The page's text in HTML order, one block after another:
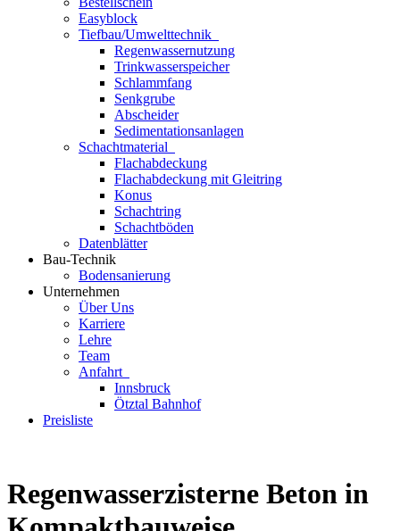
Easyblock
Tiefbau/Umwelttechnik
Regenwassernutzung
Trinkwasserspeicher
Schlammfang
Senkgrube
Abscheider
Sedimentationsanlagen
Schachtmaterial
Flachabdeckung
Flachabdeckung mit Gleitring
Konus
Schachtring
Schachtböden
Datenblätter
Bau-Technik
Bodensanierung
Unternehmen
Über Uns
Karriere
Lehre
Team
Anfahrt
Innsbruck
Ötztal Bahnhof
Preisliste
Regenwasserzisterne Beton in